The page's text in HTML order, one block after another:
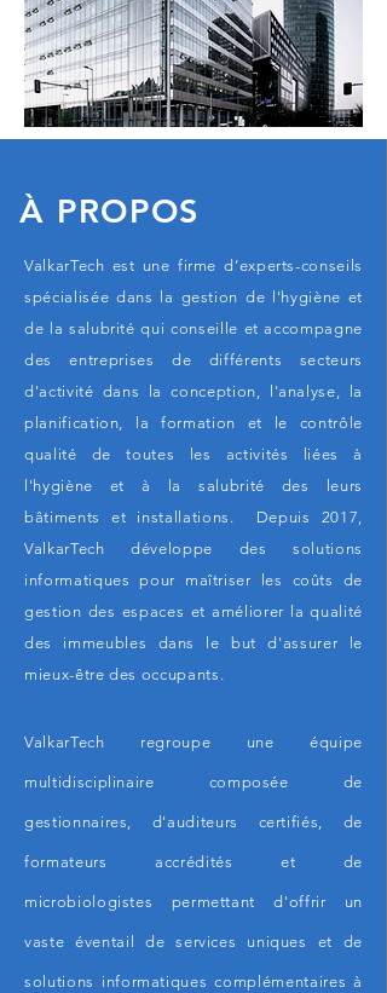
À PROPOS
ValkarTech est une firme d’experts-conseils
spécialisée dans la gestion de l'hygiène et
de la salubrité qui conseille et accompagne
des entreprises de différents secteurs
d'activité dans la conception, l'analyse, la
planification, la formation et le contrôle
qualité de toutes les activités liées à
l'hygiène et à la salubrité des leurs
bâtiments et installations. Depuis 2017,
ValkarTech développe des solutions
informatiques pour maîtriser les coûts de
gestion des espaces et améliorer la qualité
des immeubles dans le but d'assurer le
mieux-être des occupants.
ValkarTech regroupe une équipe
multidisciplinaire composée de
gestionnaires, d'auditeurs certifiés, de
formateurs accrédités et de
microbiologistes permettant d'offrir un
vaste éventail de services uniques et de
solutions informatiques complémentaires à